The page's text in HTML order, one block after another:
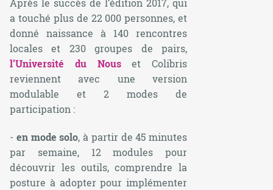
Après le succès de l’édition 2017, qui
a touché plus de 22 000 personnes, et
donné naissance à 140 rencontres
locales et 230 groupes de pairs,
l’Université du Nouset Colibris
reviennent avec une version
modulable et 2 modes de
participation :
- en mode solo, à partir de 45 minutes
par semaine, 12 modules pour
découvrir les outils, comprendre la
posture à adopter pour implémenter